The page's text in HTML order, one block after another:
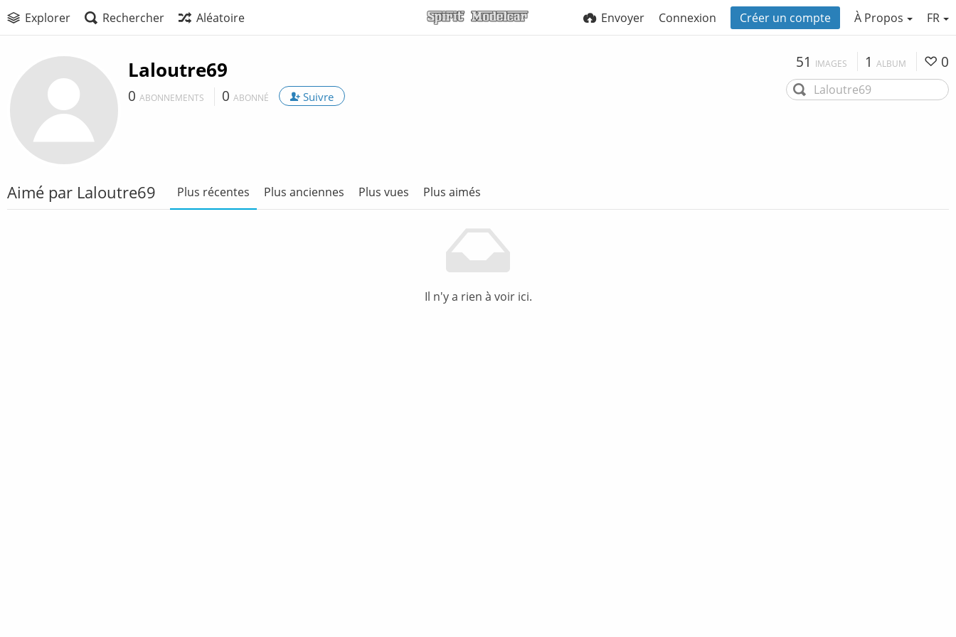
Explorer Rechercher Aléatoire Envoyer Connexion Créer un compte À Propos FR
Laloutre69
0 ABONNEMENTS 0 ABONNÉ Suivre
51 IMAGES 1 ALBUM 0
Aimé par Laloutre69 Plus récentes Plus anciennes Plus vues Plus aimés
Il n'y a rien à voir ici.